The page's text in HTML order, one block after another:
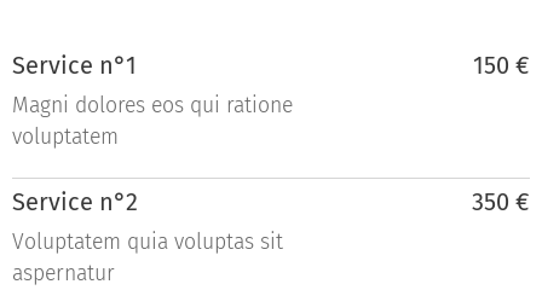
Service n°1
Magni dolores eos qui ratione
voluptatem
150 €
Service n°2
Voluptatem quia voluptas sit
aspernatur
350 €